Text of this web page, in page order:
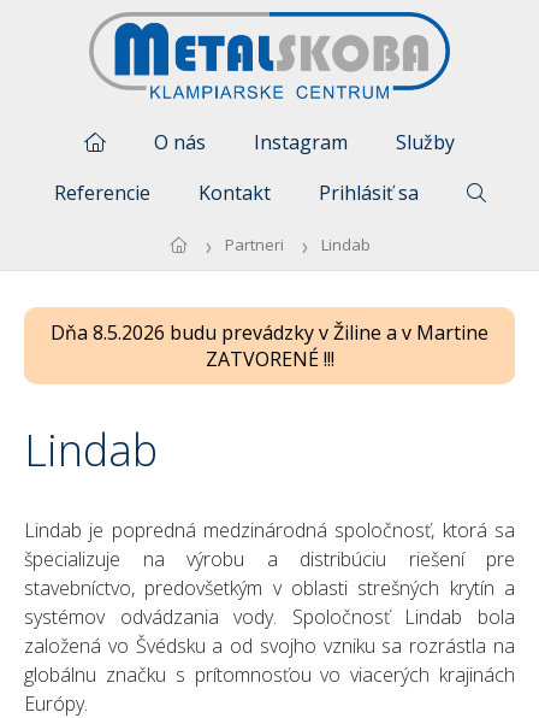
O nás Instagram
Služby
Referencie
Kontakt Prihlásiť sa
Partneri Lindab
Dňa 8.5.2026 budu prevádzky v Žiline a v Martine
ZATVORENÉ !!!
Lindab
Lindab je popredná medzinárodná spoločnosť, ktorá sa
špecializuje na výrobu a distribúciu riešení pre
stavebníctvo, predovšetkým v oblasti strešných krytín a
systémov odvádzania vody. Spoločnosť Lindab bola
založená vo Švédsku a od svojho vzniku sa rozrástla na
globálnu značku s prítomnosťou vo viacerých krajinách
Európy.